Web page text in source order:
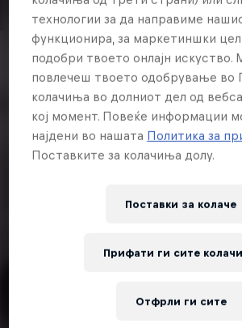
технологии за да направиме
функционира, за маркетиншки
подобри твоето онлајн
повлечеш твоето одобрување во
колачиња во долниот дел од
кој момент. Повеќе информации
најдени во нашата Политика за
Поставките за колачиња долу.
Поставки за колачe
Отфрли ги сите
Прифати ги сите